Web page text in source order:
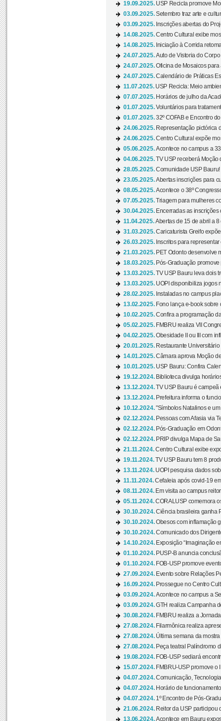
19.09.2025. USP Recicla promove
03.09.2025.Setembro traz arte e
03.09.2025. Inscrições abertas do
14.08.2025.Centro Cultural exibe
14.08.2025. Iniciação à Corrida
24.07.2025.Auto de Vistoria do
24.07.2025.Oficina de Mosaicos
24.07.2025.Calendário de Práticas
11.07.2025. USP Recicla: Meio
07.07.2025. Horários de julho da
01.07.2025.Voluntários para
01.07.2025.32º COFAB e Encontro
24.06.2025. Representação pictórica
24.06.2025.Centro Cultural expõe
05.06.2025.Acontece no campus a
04.06.2025.TV USP receberá Moção
28.05.2025.Comunidade USP Bauru!
23.05.2025.Abertas inscrições para
08.05.2025.Acontece o 38º
07.05.2025.Triagem para mulheres
30.04.2025. Encerradas as inscrições
11.04.2025.Abertas de 15 de abril a
31.03.2025.Caricaturista Greifo
26.03.2025. Inscritos para
21.03.2025. PET Odonto desenvolve
18.03.2025. Pós-Graduação
13.03.2025.TV USP Bauru leva dois
13.03.2025. UOPI disponibiliza jogos
28.02.2025. Instaladas no campus
13.02.2025. Fono lança e-book sobre
10.02.2025.Confira a programação
05.02.2025. FMBRU realiza VII
04.02.2025.Obesidade II ou III com
20.01.2025. Restaurante
14.01.2025.Câmara aprova Moção
10.01.2025. USP Bauru: Confira
19.12.2024. Biblioteca divulga
13.12.2024.TV USP Bauru é campeã
13.12.2024. Prefeitura informa o
10.12.2024."Símbolos Natalinos e
02.12.2024. Pessoas com Afasia via
02.12.2024. Pós-Graduação em
02.12.2024. PRIP divulga Mapa de
21.11.2024.Centro Cultural exibe
19.11.2024.TV USP Bauru tem 8
13.11.2024. UOPI pesquisa dados
11.11.2024.Cefaleia após covid-19
08.11.2024. Em visita ao campus
05.11.2024.CORALUSP comemora
30.10.2024.Ciência brasileira ganha
30.10.2024.Obesos com inflamação
30.10.2024.Comunicado dos
14.10.2024. Exposição “Imaginação
01.10.2024. PUSP-B anuncia
01.10.2024. FOB-USP promove
27.09.2024. Evento sobre Relações
16.09.2024. Prossegue no Centro
03.09.2024.Acontece no campus a
03.09.2024.GTH realiza Campanha
30.08.2024. FMBRU realiza a
27.08.2024. Filarmônica realiza
27.08.2024. Última semana da
27.08.2024. Peça teatral Palíndromo
19.08.2024. FOB-USP sediará
15.07.2024. FMBRU-USP promove o
04.07.2024.Comunicação,
04.07.2024. Horário de
04.07.2024. 1º Encontro de Pós-
21.06.2024. Reitor da USP participou
13.06.2024.Acontece em Bauru